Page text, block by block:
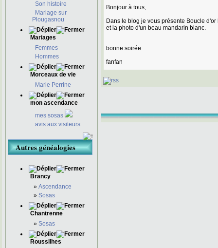
Son histoire
Mariage sur
Plougasnou
Mariages
Femmes
Hommes
Morceaux de vie
Marie Perrine
mon ascendance
mes sosas
avis aux visiteurs
Autres généalogies
Brancy
» Ascendance
» Sosas
Chantrenne
» Sosas
Roussilhes
Bonjour à tous,
Dans le blog je vous présente Boucle
et la photo d'un beau mandarin blanc.
bonne soirée
fanfan